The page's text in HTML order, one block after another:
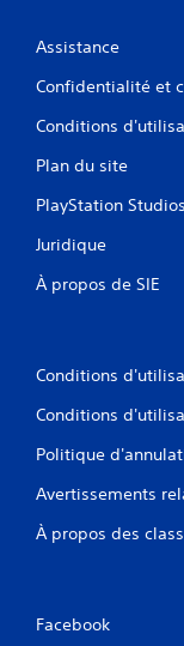
Assistance
Confidentialité et
Conditions
Plan du site
PlayStation Studios
Juridique
À propos de SIE
Conditions
Conditions
Politique
Avertissements
À propos des
Facebook